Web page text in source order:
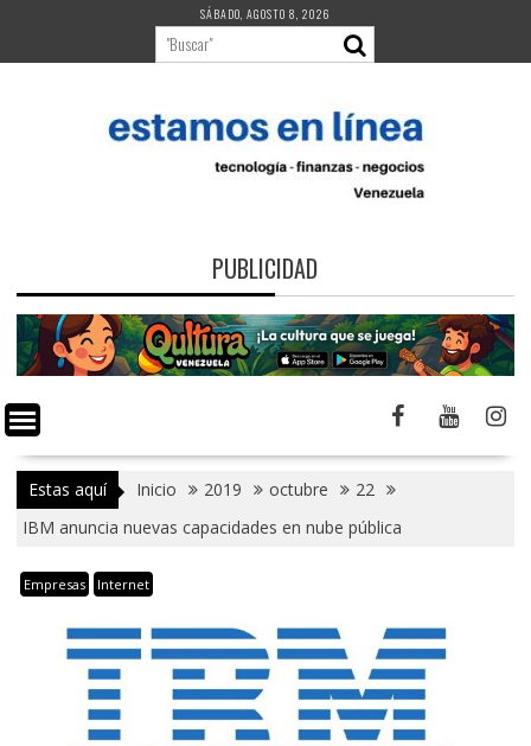
contenido
SÁBADO, AGOSTO 8, 2026
PUBLICIDAD
Estas aquí Inicio 2019 octubre
22
IBM anuncia nuevas capacidades en nube pública
Empresas Internet